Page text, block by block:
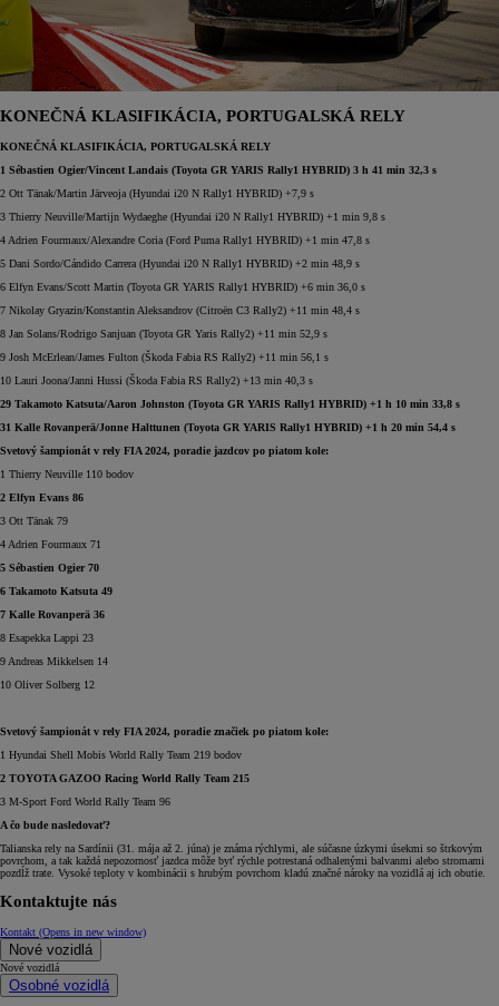
KONEČNÁ KLASIFIKÁCIA, PORTUGALSKÁ RELY
KONEČNÁ KLASIFIKÁCIA, PORTUGALSKÁ RELY
1 Sébastien Ogier/Vincent Landais (Toyota GR YARIS Rally1 HYBRID) 3 h 41 min 32,3 s
2 Ott Tänak/Martin Järveoja (Hyundai i20 N Rally1 HYBRID) +7,9 s
3 Thierry Neuville/Martijn Wydaeghe (Hyundai i20 N Rally1 HYBRID) +1 min 9,8 s
4 Adrien Fourmaux/Alexandre Coria (Ford Puma Rally1 HYBRID) +1 min 47,8 s
5 Dani Sordo/Cándido Carrera (Hyundai i20 N Rally1 HYBRID) +2 min 48,9 s
6 Elfyn Evans/Scott Martin (Toyota GR YARIS Rally1 HYBRID) +6 min 36,0 s
7 Nikolay Gryazin/Konstantin Aleksandrov (Citroën C3 Rally2) +11 min 48,4 s
8 Jan Solans/Rodrigo Sanjuan (Toyota GR Yaris Rally2) +11 min 52,9 s
9 Josh McErlean/James Fulton (Škoda Fabia RS Rally2) +11 min 56,1 s
10 Lauri Joona/Janni Hussi (Škoda Fabia RS Rally2) +13 min 40,3 s
29 Takamoto Katsuta/Aaron Johnston (Toyota GR YARIS Rally1 HYBRID) +1 h 10 min 33,8 s
31 Kalle Rovanperä/Jonne Halttunen (Toyota GR YARIS Rally1 HYBRID) +1 h 20 min 54,4 s
Svetový šampionát v rely FIA 2024, poradie jazdcov po piatom kole:
1 Thierry Neuville 110 bodov
2 Elfyn Evans 86
3 Ott Tänak 79
4 Adrien Fourmaux 71
5 Sébastien Ogier 70
6 Takamoto Katsuta 49
7 Kalle Rovanperä 36
8 Esapekka Lappi 23
9 Andreas Mikkelsen 14
10 Oliver Solberg 12
Svetový šampionát v rely FIA 2024, poradie značiek po piatom kole:
1 Hyundai Shell Mobis World Rally Team 219 bodov
2 TOYOTA GAZOO Racing World Rally Team 215
3 M-Sport Ford World Rally Team 96
A čo bude nasledovať?
Talianska rely na Sardínii (31. mája až 2. júna) je známa rýchlymi, ale súčasne úzkymi úsekmi so štrkovým
povrchom, a tak každá nepozornosť jazdca môže byť rýchle potrestaná odhalenými balvanmi alebo stromami
pozdĺž trate. Vysoké teploty v kombinácii s hrubým povrchom kladú značné nároky na vozidlá aj ich obutie.
Kontaktujte nás
Kontakt (Opens in new window)
Nové vozidlá
Nové vozidlá
Osobné vozidlá